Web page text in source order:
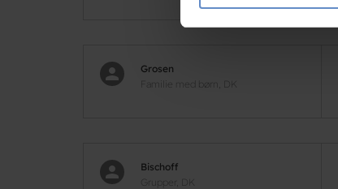
Grosen
Familie med børn, DK
Bischoff
Grupper, DK